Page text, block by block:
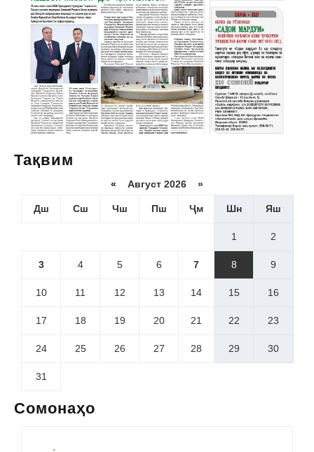
Тақвим
« Август 2026 »
Дш Сш Чш Пш Ҷм Шн Яш
1 2
3 4 5 6 7 8 9
10 11 12 13 14 15 16
17 18 19 20 21 22 23
24 25 26 27 28 29 30
31
Сомонаҳо